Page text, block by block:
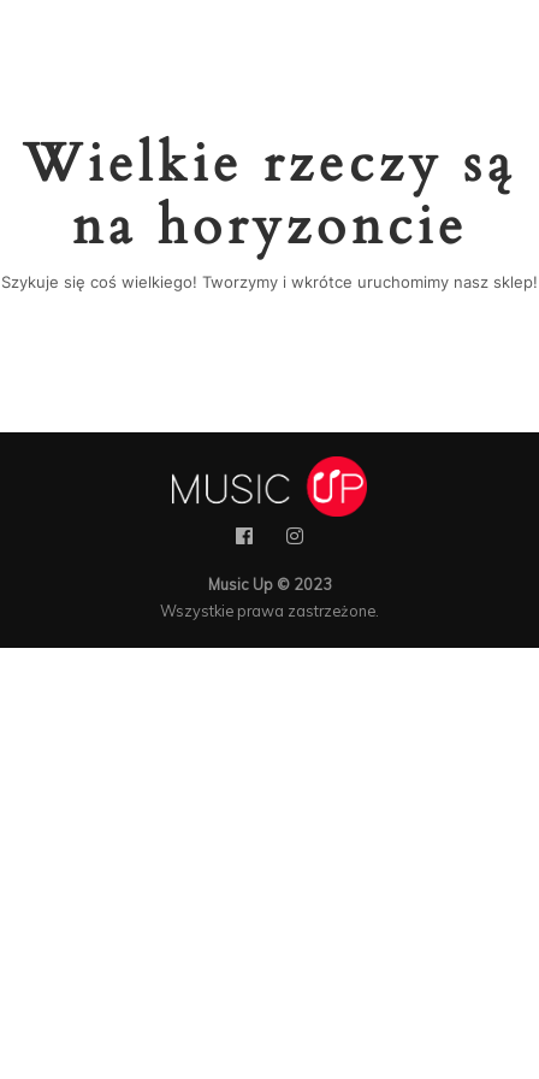
Wielkie rzeczy są
na horyzoncie
Szykuje się coś wielkiego! Tworzymy i wkrótce uruchomimy nasz sklep!
Music Up © 2023
Wszystkie prawa zastrzeżone.